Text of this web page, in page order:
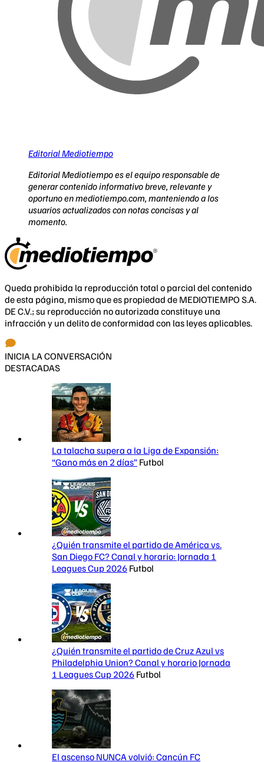
Editorial Mediotiempo
Editorial Mediotiempo es el equipo responsable de
generar contenido informativo breve, relevante y
oportuno en mediotiempo.com, manteniendo a los
usuarios actualizados con notas concisas y al
momento.
Queda prohibida la reproducción total o parcial del contenido
de esta página, mismo que es propiedad de MEDIOTIEMPO S.A.
DE C.V.; su reproducción no autorizada constituye una
infracción y un delito de conformidad con las leyes aplicables.
INICIA LA CONVERSACIÓN
DESTACADAS
La talacha supera a la Liga de Expansión:
“Gano más en 2 días” Futbol
¿Quién transmite el partido de América vs.
San Diego FC? Canal y horario: Jornada 1
Leagues Cup 2026 Futbol
¿Quién transmite el partido de Cruz Azul vs
Philadelphia Union? Canal y horario Jornada
1 Leagues Cup 2026 Futbol
El ascenso NUNCA volvió: Cancún FC